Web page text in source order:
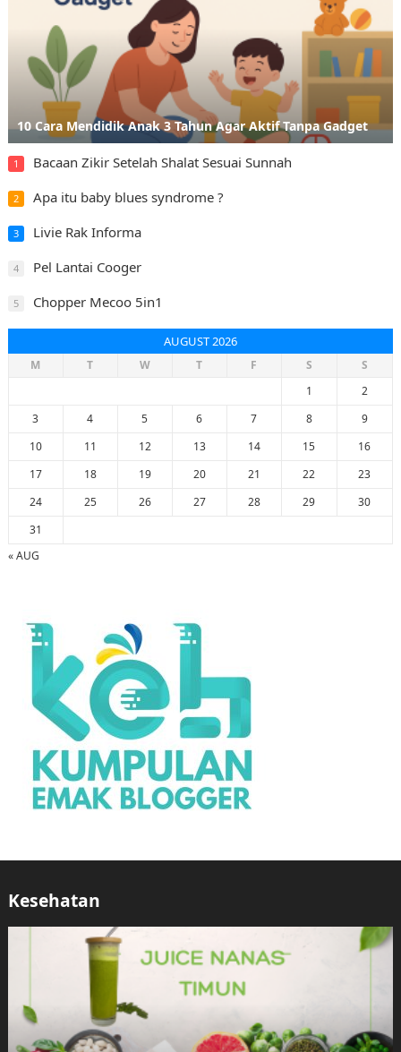
10 Cara Mendidik Anak 3 Tahun Agar Aktif Tanpa Gadget
1 Bacaan Zikir Setelah Shalat Sesuai Sunnah
2 Apa itu baby blues syndrome ?
3 Livie Rak Informa
4 Pel Lantai Cooger
5 Chopper Mecoo 5in1
AUGUST 2026
M T W T F S
S
1
2
3
4 5 6 7 8
9
10
11 12 13 14 15
16
17
18 19 20 21 22
23
24
25 26 27 28 29
30
31
« AUG
Kesehatan